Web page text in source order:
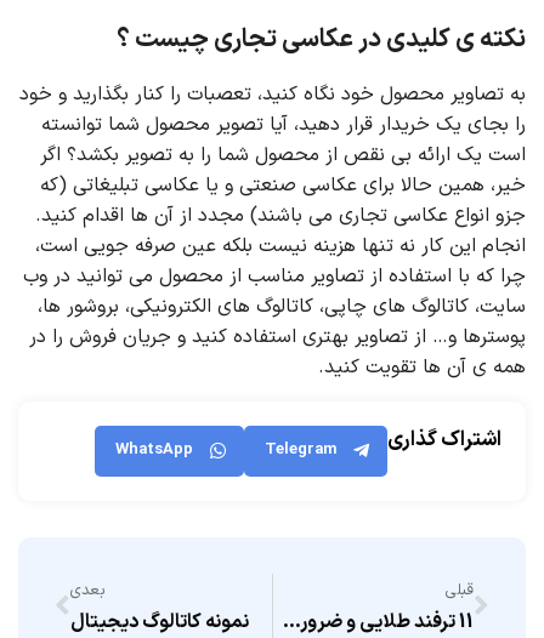
نکته ی کلیدی در عکاسی تجاری چیست ؟
به تصاویر محصول خود نگاه کنید، تعصبات را کنار بگذارید و خود
را بجای یک خریدار قرار دهید، آیا تصویر محصول شما توانسته
است یک ارائه بی نقص از محصول شما را به تصویر بکشد؟ اگر
خیر، همین حالا برای عکاسی صنعتی و یا عکاسی تبلیغاتی (که
جزو انواع عکاسی تجاری می باشند) مجدد از آن ها اقدام کنید.
انجام این کار نه تنها هزینه نیست بلکه عین صرفه جویی است،
چرا که با استفاده از تصاویر مناسب از محصول می توانید در وب
سایت، کاتالوگ های چاپی، کاتالوگ های الکترونیکی، بروشور ها،
پوسترها و… از تصاویر بهتری استفاده کنید و جریان فروش را در
همه ی آن ها تقویت کنید.
اشتراک گذاری Telegram
WhatsApp
قبلی
11 ترفند طلایی و ضروری برای بهبود تجربه کاربری
بعدی
نمونه کاتالوگ دیجیتال